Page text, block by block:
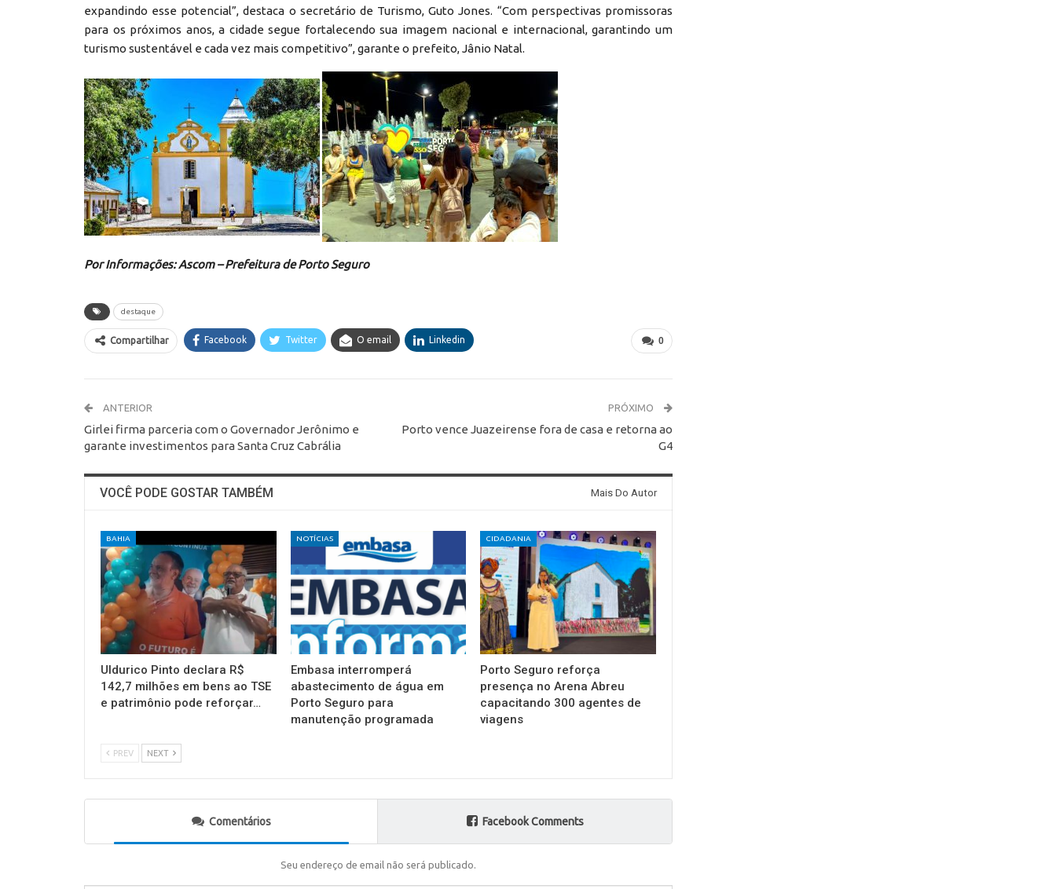
expandindo esse potencial”, destaca o secretário de Turismo, Guto Jones. “Com perspectivas promissoras
para os próximos anos, a cidade segue fortalecendo sua imagem nacional e internacional, garantindo um
turismo sustentável e cada vez mais competitivo”, garante o prefeito, Jânio Natal.
Por Informações: Ascom – Prefeitura de Porto Seguro
destaque
0
Compartilhar Facebook Twitter O email Linkedin
ANTERIOR
Girlei firma parceria com o Governador Jerônimo e
garante investimentos para Santa Cruz Cabrália
PRÓXIMO
Porto vence Juazeirense fora de casa e retorna ao
G4
VOCÊ PODE GOSTAR TAMBÉM Mais Do Autor
BAHIA
Uldurico Pinto declara R$
142,7 milhões em bens ao TSE
e patrimônio pode reforçar…
NOTÍCIAS
Embasa interromperá
abastecimento de água em
Porto Seguro para
manutenção programada
CIDADANIA
Porto Seguro reforça
presença no Arena Abreu
capacitando 300 agentes de
viagens
PREV NEXT
Comentários Facebook Comments
Seu endereço de email não será publicado.